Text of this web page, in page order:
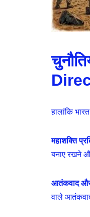
हालांकि
महाशक्ति
बनाए रखने
आतंकवाद और
वाले